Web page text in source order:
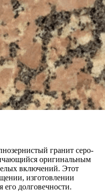
гранит серо-
оригинальным
включений. Этот
изготовлении
его долговечности.